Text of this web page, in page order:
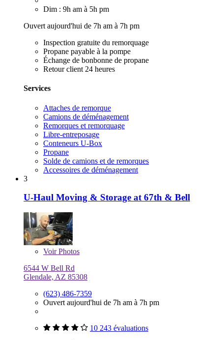
Dim : 9h am à 5h pm
Ouvert aujourd'hui de 7h am à 7h pm
Inspection gratuite du remorquage
Propane payable à la pompe
Échange de bonbonne de propane
Retour client 24 heures
Services
Attaches de remorque
Camions de déménagement
Remorques et remorquage
Libre-entreposage
Conteneurs U-Box
Propane
Solde de camions et de remorques
Accessoires de déménagement
3
U-Haul Moving & Storage at 67th & Bell
VoirPhotos
6544 W Bell Rd
Glendale, AZ 85308
(623) 486-7359
Ouvert aujourd'hui de 7h am à 7h pm
10 243 évaluations